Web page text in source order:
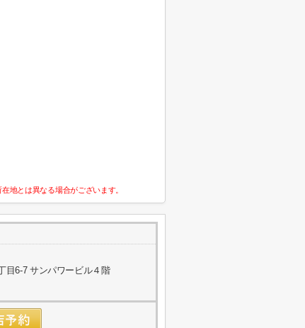
地とは異なる場合がございます。
目6-7 サンパワービル４階